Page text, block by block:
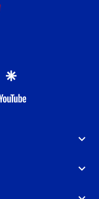
whatsapp
google
youtube-